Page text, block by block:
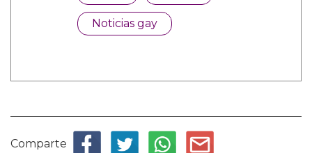
Noticias gay
Comparte